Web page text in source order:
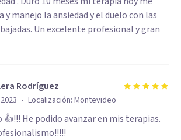
y manejo la ansiedad y el duelo con las
Un excelente profesional y gran
Rodríguez
· Localización: Montevideo
He podido avanzar en mis terapias.